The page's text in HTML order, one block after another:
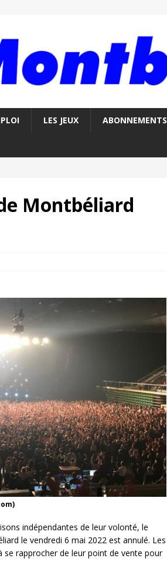
LES JEUX ABONNEMENTS
Montbéliard
indépendantes de leur volonté, le
le vendredi 6 mai 2022 est annulé. Les
rapprocher de leur point de vente pour